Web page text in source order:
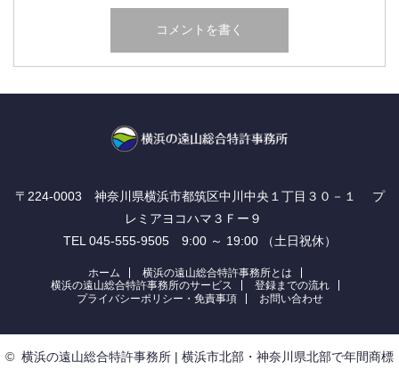
〒224-0003 神奈川県横浜市都筑区中川中央１丁目３０－１ プ
レミアヨコハマ３Ｆー９
TEL 045-555-9505 9:00 ～ 19:00 （土日祝休）
ホーム
横浜の遠山総合特許事務所とは
横浜の遠山総合特許事務所のサービス
登録までの流れ
プライバシーポリシー・免責事項
お問い合わせ
© 横浜の遠山総合特許事務所 | 横浜市北部・神奈川県北部で年間商標